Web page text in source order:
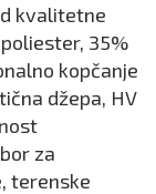
kvalitetne
35%
kopčanje
džepa, HV
za
terenske